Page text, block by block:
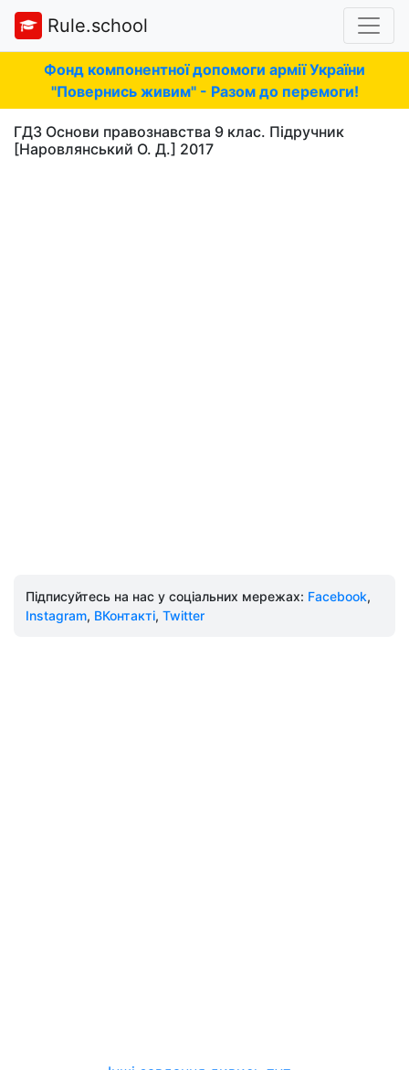
Rule.school
Фонд компонентної допомоги армії України
"Повернись живим" - Разом до перемоги!
ГДЗ Основи правознавства 9 клас. Підручник
[Наровлянський О. Д.] 2017
Підписуйтесь на нас у соціальних мережах: Facebook,
Instagram, ВКонтакті, Twitter